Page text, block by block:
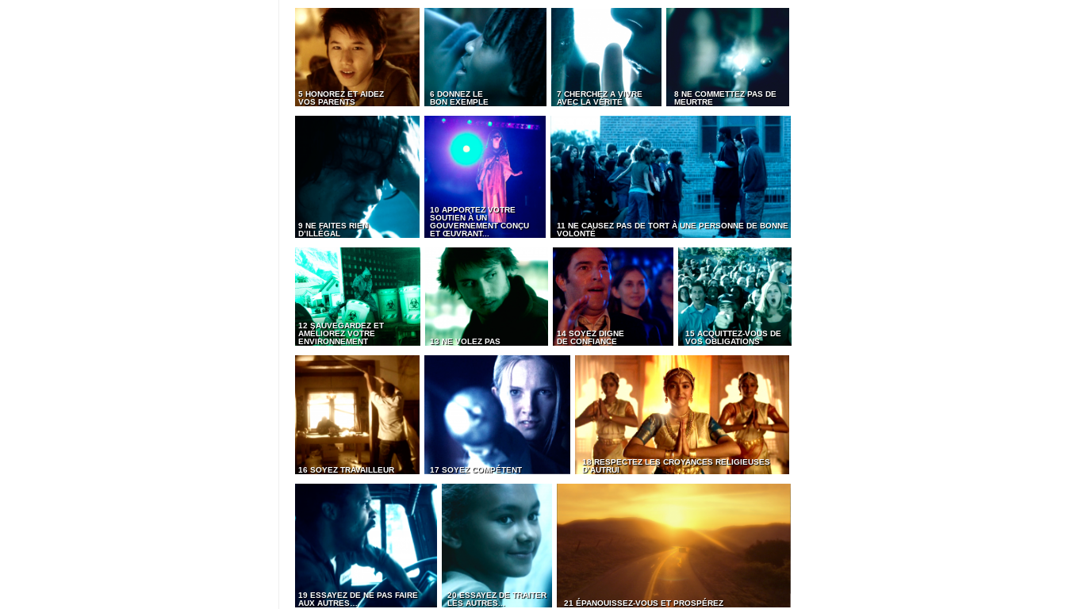
5 HONOREZ ET AIDEZ
VOS PARENTS
6 DONNEZ LE
BON EXEMPLE
7 CHERCHEZ A VIVRE
AVEC LA VÉRITÉ
8 NE COMMETTEZ PAS DE
MEURTRE
9 NE FAITES RIEN
D’ILLÉGAL
10 APPORTEZ VOTRE
SOUTIEN À UN
GOUVERNEMENT CONÇU
ET ŒUVRANT...
11 NE CAUSEZ PAS DE TORT À UNE PERSONNE DE BONNE
VOLONTÉ
12 SAUVEGARDEZ ET
AMÉLIOREZ VOTRE
ENVIRONNEMENT
13 NE VOLEZ PAS
14 SOYEZ DIGNE
DE CONFIANCE
15 ACQUITTEZ-VOUS DE
VOS OBLIGATIONS
16 SOYEZ TRAVAILLEUR 17 SOYEZ COMPÉTENT
18 RESPECTEZ LES CROYANCES RELIGIEUSES
D’AUTRUI
19 ESSAYEZ DE NE PAS FAIRE
AUX AUTRES…
20 ESSAYEZ DE TRAITER
LES AUTRES...
21 ÉPANOUISSEZ-VOUS ET PROSPÉREZ